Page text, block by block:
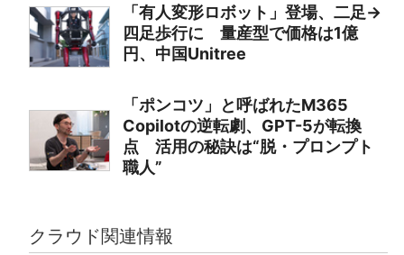
「有人変形ロボット」登場、二足→
四足歩行に 量産型で価格は1億
円、中国Unitree
「ポンコツ」と呼ばれたM365
Copilotの逆転劇、GPT-5が転換
点 活用の秘訣は“脱・プロンプト
職人”
クラウド関連情報